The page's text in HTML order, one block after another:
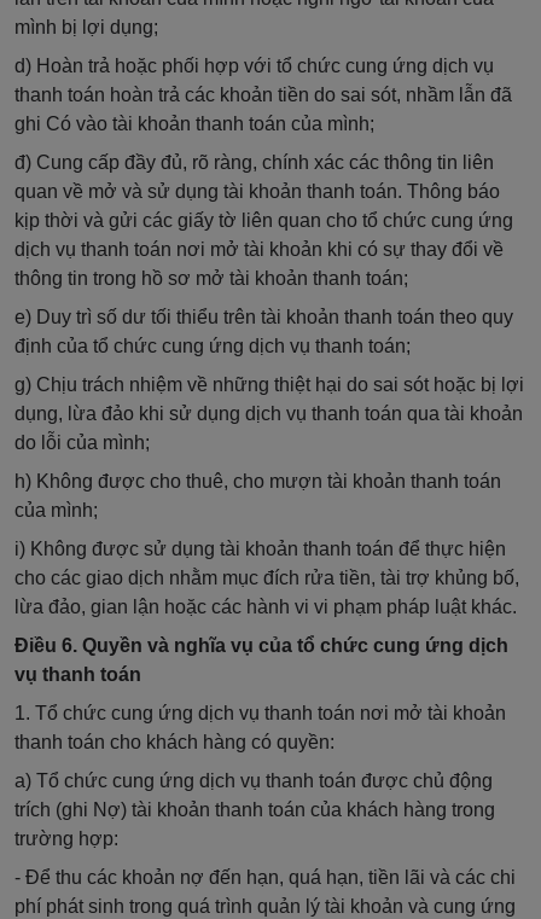
mình bị lợi dụng;
d) Hoàn trả hoặc phối hợp với tổ chức cung ứng dịch vụ
thanh toán hoàn trả các khoản tiền do sai sót, nhầm lẫn đã
ghi Có vào tài khoản thanh toán của mình;
đ) Cung cấp đầy đủ, rõ ràng, chính xác các thông tin liên
quan về mở và sử dụng tài khoản thanh toán. Thông báo
kịp thời và gửi các giấy tờ liên quan cho tổ chức cung ứng
dịch vụ thanh toán nơi mở tài khoản khi có sự thay đổi về
thông tin trong hồ sơ mở tài khoản thanh toán;
e) Duy trì số dư tối thiểu trên tài khoản thanh toán theo quy
định của tổ chức cung ứng dịch vụ thanh toán;
g) Chịu trách nhiệm về những thiệt hại do sai sót hoặc bị lợi
dụng, lừa đảo khi sử dụng dịch vụ thanh toán qua tài khoản
do lỗi của mình;
h) Không được cho thuê, cho mượn tài khoản thanh toán
của mình;
i) Không được sử dụng tài khoản thanh toán để thực hiện
cho các giao dịch nhằm mục đích rửa tiền, tài trợ khủng bố,
lừa đảo, gian lận hoặc các hành vi vi phạm pháp luật khác.
Điều 6. Quyền và nghĩa vụ của tổ chức cung ứng dịch
vụ thanh toán
1. Tổ chức cung ứng dịch vụ thanh toán nơi mở tài khoản
thanh toán cho khách hàng có quyền:
a) Tổ chức cung ứng dịch vụ thanh toán được chủ động
trích (ghi Nợ) tài khoản thanh toán của khách hàng trong
trường hợp:
- Để thu các khoản nợ đến hạn, quá hạn, tiền lãi và các chi
phí phát sinh trong quá trình quản lý tài khoản và cung ứng